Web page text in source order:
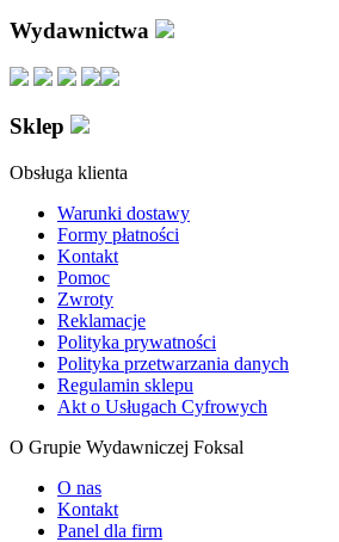
Wydawnictwa
Sklep
Obsługa klienta
Warunki dostawy
Formy płatności
Kontakt
Pomoc
Zwroty
Reklamacje
Polityka prywatności
Polityka przetwarzania danych
Regulamin sklepu
Akt o Usługach Cyfrowych
O Grupie Wydawniczej Foksal
O nas
Kontakt
Panel dla firm